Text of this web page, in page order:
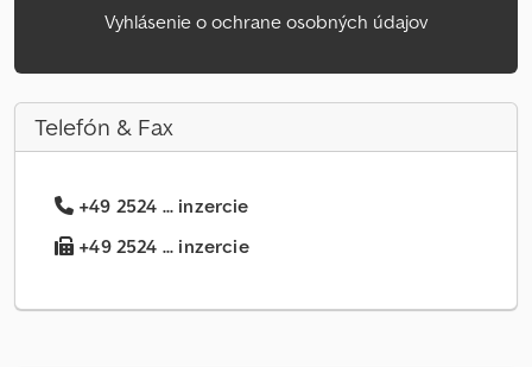
Vyhlásenie o ochrane osobných údajov
Telefón & Fax
+49 2524 ... inzercie
+49 2524 ... inzercie